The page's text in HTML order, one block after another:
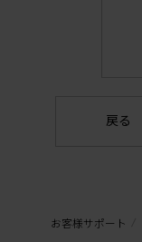
戻る
お客様サポート